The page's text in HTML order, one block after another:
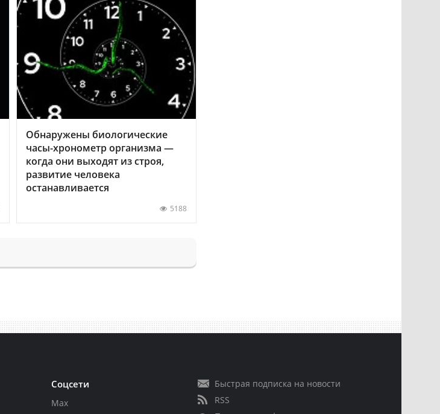
Обнаружены биологические
часы-хронометр организма —
когда они выходят из строя,
развитие человека
останавливается
5188
Соцсети
Max
Быстрая подписка на новости
RSS